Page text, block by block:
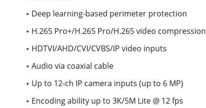
Deep learning-based perimeter protection
H.265 Pro+/H.265 Pro/H.265 video compression
HDTVI/AHD/CVI/CVBS/IP video inputs
Audio via coaxial cable
Up to 12-ch IP camera inputs (up to 6 MP)
Encoding ability up to 3K/5M Lite @ 12 fps